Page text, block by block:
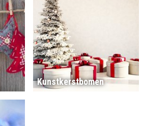
Kunstkerstbomen